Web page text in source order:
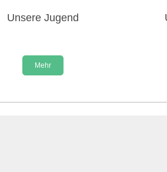
Unsere Jugend
Mehr